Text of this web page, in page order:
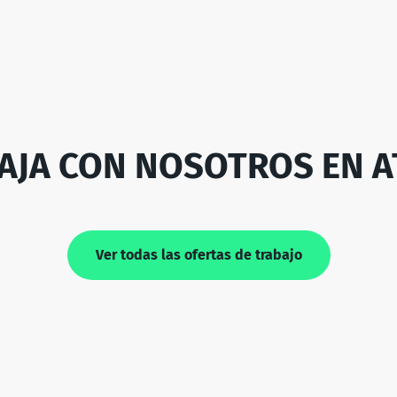
CON NOSOTROS EN
Ver todas las ofertas de trabajo